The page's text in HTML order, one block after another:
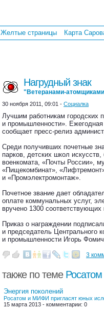
Желтые страницы Карта
Нагрудный знак
"Ветеранами-
30 ноября 2011, 09:01 - Социалка
Лучшим работникам городских
и промышленности».
сообщает пресс-релиз
Среди получивших почетные
парков, детских школ
военкомата, «Почты России»,
«Пищекомбинат»,
и «Промэлектромонтаж».
Почетное звание дает
оплате коммунальных услуг,
вручено 1300 соответствующих
Приказ о награждении
и председатель Центрального
и промышленности Игорь
3
также по теме Росатом
Энергия поколений
Росатом и МИФИ пригласят юных
15 марта 2013 - комментарии: 0